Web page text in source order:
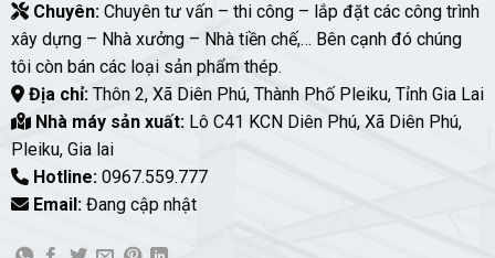
Chuyên:Chuyên tư vấn – thi công – lắp đặt các công trình
xây dựng – Nhà xưởng – Nhà tiền chế,… Bên cạnh đó chúng
tôi còn bán các loại sản phẩm thép.
Địa chỉ:Thôn 2, Xã Diên Phú, Thành Phố Pleiku, Tỉnh Gia Lai
Nhà máy sản xuất:Lô C41 KCN Diên Phú, Xã Diên Phú,
Pleiku, Gia lai
Hotline:0967.559.777
Email:Đang cập nhật